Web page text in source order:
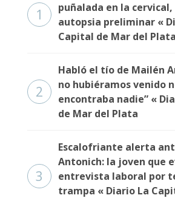
1
puñalada en la
autopsia preliminar «
Capital de Mar del Plata
2
Habló el tío de Mailén
no hubiéramos venido
encontraba nadie” «
de Mar del Plata
3
Escalofriante alerta
Antonich: la joven que
entrevista laboral por
trampa « Diario La